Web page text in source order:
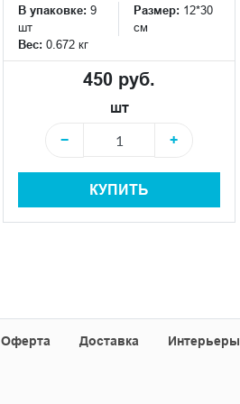
В упаковке: 9
шт
Размер: 12*30
см
Вес: 0.672 кг
450 руб.
шт
−
+
КУПИТЬ
Оферта Доставка Интерьеры